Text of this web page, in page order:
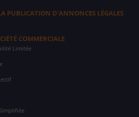
PUBLICATION D'ANNONCES LÉGALES
COMMERCIALE
Limitée